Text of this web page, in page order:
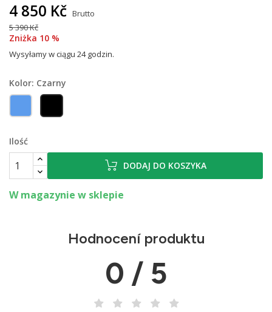
4 850 Kč Brutto
5 390 Kč
Zniżka 10 %
Wysyłamy w ciągu 24 godzin.
Kolor: Czarny
NiebieskiCzarny
Ilość
DODAJ DO KOSZYKA
W magazynie w sklepie
Hodnocení produktu
0 / 5